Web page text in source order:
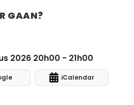
GAAN?
2026 20h00 - 21h00
iCalendar